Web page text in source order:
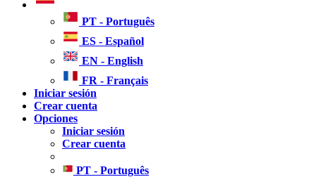
PT - Português
ES - Español
EN - English
FR - Français
Iniciar sesión
Crear cuenta
Opciones
Iniciar sesión
Crear cuenta
PT - Português